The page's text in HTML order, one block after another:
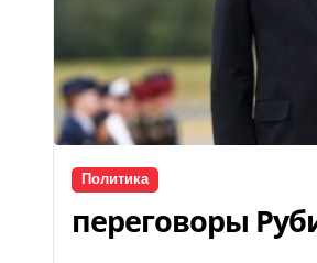
Политика
переговоры